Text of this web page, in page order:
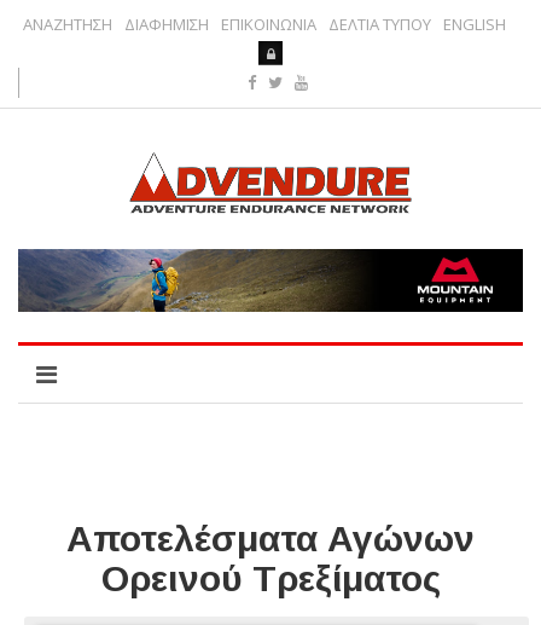
ΑΝΑΖΗΤΗΣΗ ΔΙΑΦΗΜΙΣΗ ΕΠΙΚΟΙΝΩΝΙΑ ΔΕΛΤΙΑ ΤΥΠΟΥ ENGLISH
Αποτελέσματα Αγώνων
Ορεινού Τρεξίματος